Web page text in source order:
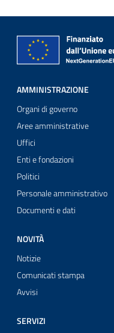
AMMINISTRAZIONE
Organi di governo
Aree amministrative
Uffici
Enti e fondazioni
Politici
Personale amministrativo
Documenti e dati
NOVITÀ
Notizie
Comunicati stampa
Avvisi
SERVIZI